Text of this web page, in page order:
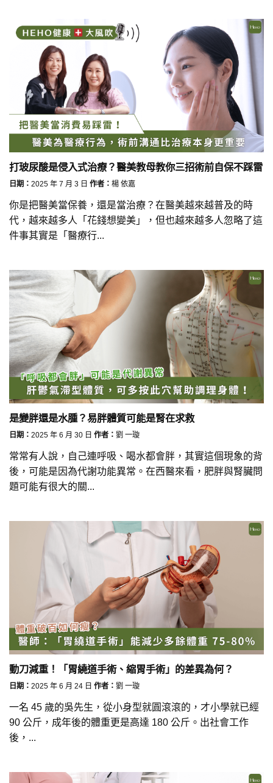
打玻尿酸是侵入式治療？醫美教母教你三招術前自保不踩雷
日期： 2025 年 7 月 3 日 作者： 楊 依嘉
你是把醫美當保養，還是當治療？在醫美越來越普及的時
代，越來越多人「花錢想變美」，但也越來越多人忽略了這
件事其實是「醫療行...
是變胖還是水腫？易胖體質可能是腎在求救
日期： 2025 年 6 月 30 日 作者： 劉 一璇
常常有人說，自己連呼吸、喝水都會胖，其實這個現象的背
後，可能是因為代謝功能異常。在西醫來看，肥胖與腎臟問
題可能有很大的關...
動刀減重！「胃繞道手術、縮胃手術」的差異為何？
日期： 2025 年 6 月 24 日 作者： 劉 一璇
一名 45 歲的吳先生，從小身型就圓滾滾的，才小學就已經
90 公斤，成年後的體重更是高達 180 公斤。出社會工作
後，...